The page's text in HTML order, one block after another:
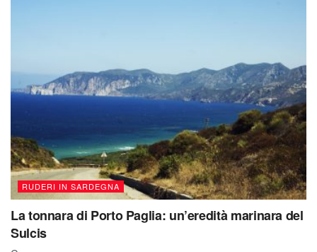
RUDERI IN SARDEGNA
La tonnara di Porto Paglia: un’eredità marinara del
Sulcis